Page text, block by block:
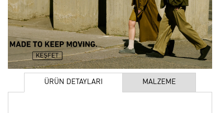
ÜRÜN DETAYLARI MALZEME